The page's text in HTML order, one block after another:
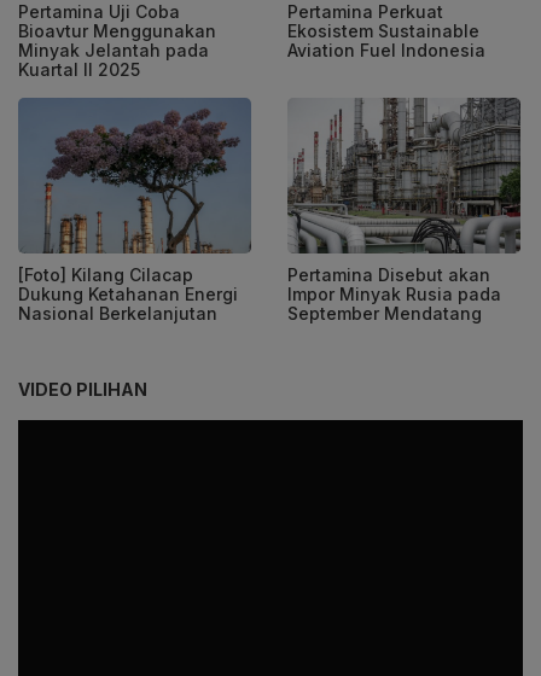
Pertamina Uji Coba
Bioavtur Menggunakan
Minyak Jelantah pada
Kuartal II 2025
Pertamina Perkuat
Ekosistem Sustainable
Aviation Fuel Indonesia
[Foto] Kilang Cilacap
Dukung Ketahanan Energi
Nasional Berkelanjutan
Pertamina Disebut akan
Impor Minyak Rusia pada
September Mendatang
VIDEO PILIHAN